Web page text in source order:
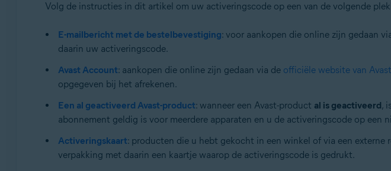
Volg de instructies in dit artikel om uw activeringscode op een van de volgende
E-mailbericht met de bestelbevestiging: voor aankopen die online zijn gedaan
daarin uw activeringscode.
Avast Account: aankopen die online zijn gedaan via de officiële website van Avast
opgegeven bij het afrekenen.
Een al geactiveerd Avast-product: wanneer een Avast-product al is geactiveerd,
abonnement geldig is voor meerdere apparaten en u de activeringscode op een
Activeringskaart: producten die u hebt gekocht in een winkel of via een
verpakking met daarin een kaartje waarop de activeringscode is gedrukt.